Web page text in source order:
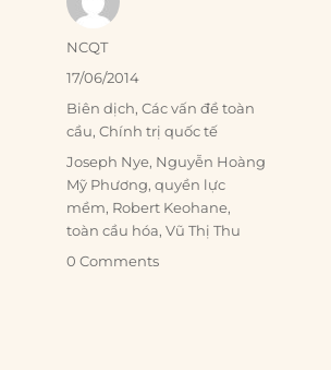
Author
NCQT
Posted
on
17/06/2014
Categories
Biên dịch,Các vấn đề toàn
cầu,Chính trị quốc tế
Tags
Joseph Nye, Nguyễn Hoàng
Mỹ Phương,quyền lực
mềm, Robert Keohane,
toàn cầu hóa,Vũ Thị Thu
0 Comments